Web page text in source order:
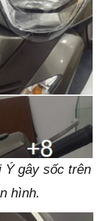
Ý gây sốc trên
hình.